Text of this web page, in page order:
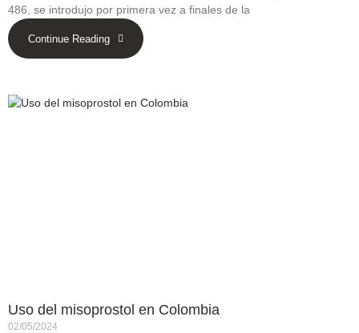
486, se introdujo por primera vez a finales de la
Continue Reading
Uso del misoprostol en Colombia
02/05/2024